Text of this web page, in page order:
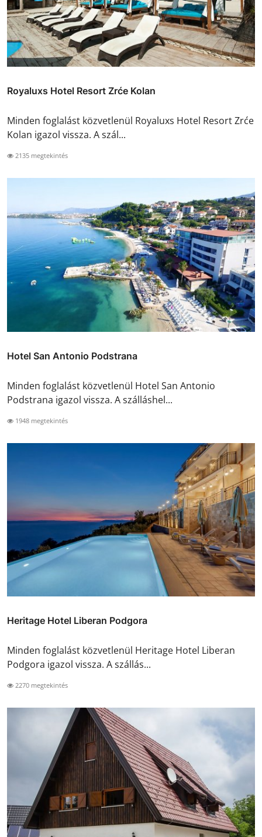
Royaluxs Hotel Resort Zrće Kolan
Minden foglalást közvetlenül Royaluxs Hotel Resort Zrće
Kolan igazol vissza. A szál...
2135 megtekintés
Hotel San Antonio Podstrana
Minden foglalást közvetlenül Hotel San Antonio
Podstrana igazol vissza. A szálláshel...
1948 megtekintés
Heritage Hotel Liberan Podgora
Minden foglalást közvetlenül Heritage Hotel Liberan
Podgora igazol vissza. A szállás...
2270 megtekintés